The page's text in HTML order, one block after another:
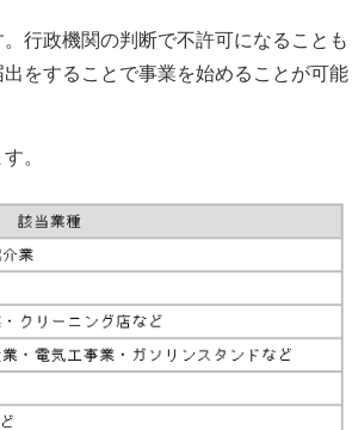
行政機関の判断で不許可になることも
をすることで事業を始めることが可能
。